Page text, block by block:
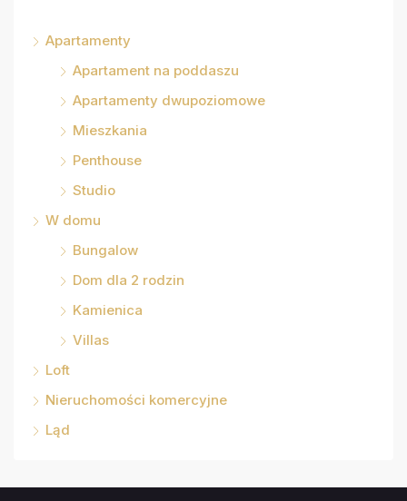
Apartamenty
Apartament na poddaszu
Apartamenty dwupoziomowe
Mieszkania
Penthouse
Studio
W domu
Bungalow
Dom dla 2 rodzin
Kamienica
Villas
Loft
Nieruchomości komercyjne
Ląd